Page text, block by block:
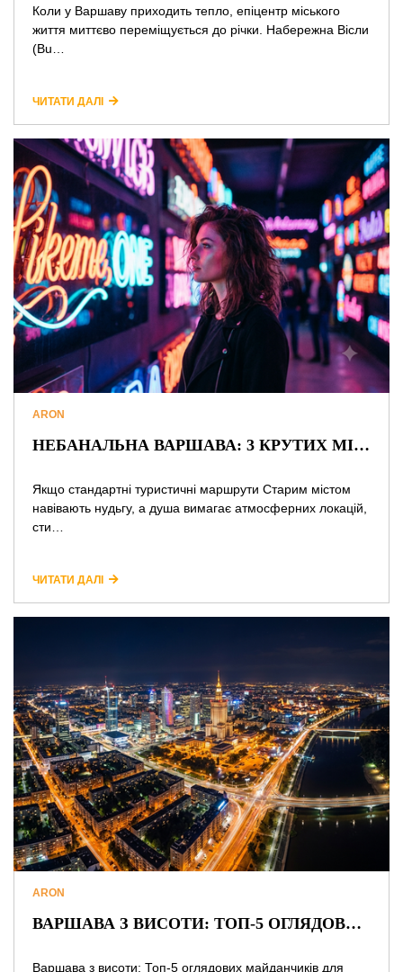
Коли у Варшаву приходить тепло, епіцентр міського
життя миттєво переміщується до річки. Набережна Вісли
(Bu…
ЧИТАТИ ДАЛІ
ARON
НЕБАНАЛЬНА ВАРШАВА: 3 КРУТИХ МІСЦЯ ДЛЯ ЗУСТРІЧЕЙ ТА СОКОВИТИХ ФОТО, ПРО ЯКІ МОВЧАТЬ ПУТІВНИКИ
Якщо стандартні туристичні маршрути Старим містом
навівають нудьгу, а душа вимагає атмосферних локацій,
сти…
ЧИТАТИ ДАЛІ
ARON
ВАРШАВА З ВИСОТИ: ТОП-5 ОГЛЯДОВИХ МАЙДАНЧИКІВ ДЛЯ ІДЕАЛЬНИХ ЗНІМКІВ ТА ПОБАЧЕНЬ
Варшава з висоти: Топ-5 оглядових майданчиків для